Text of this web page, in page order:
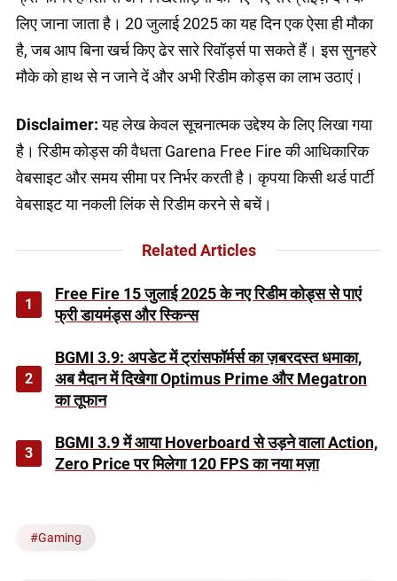
लिए जाना जाता है। 20 जुलाई 2025 का यह दिन एक ऐसा ही मौका
है, जब आप बिना खर्च किए ढेर सारे रिवॉर्ड्स पा सकते हैं। इस सुनहरे
मौके को हाथ से न जाने दें और अभी रिडीम कोड्स का लाभ उठाएं।
Disclaimer:यह लेख केवल सूचनात्मक उद्देश्य के लिए लिखा गया
है। रिडीम कोड्स की वैधता Garena Free Fire की आधिकारिक
वेबसाइट और समय सीमा पर निर्भर करती है। कृपया किसी थर्ड पार्टी
वेबसाइट या नकली लिंक से रिडीम करने से बचें।
Related Articles
1
Free Fire 15 जुलाई 2025 के नए रिडीम कोड्स से पाएं
फ्री डायमंड्स और स्किन्स
2
BGMI 3.9: अपडेट में ट्रांसफॉर्मर्स का ज़बरदस्त धमाका,
अब मैदान में दिखेगा Optimus Prime और Megatron
का तूफान
3
BGMI 3.9 में आया Hoverboard से उड़ने वाला Action,
Zero Price पर मिलेगा 120 FPS का नया मज़ा
#Gaming